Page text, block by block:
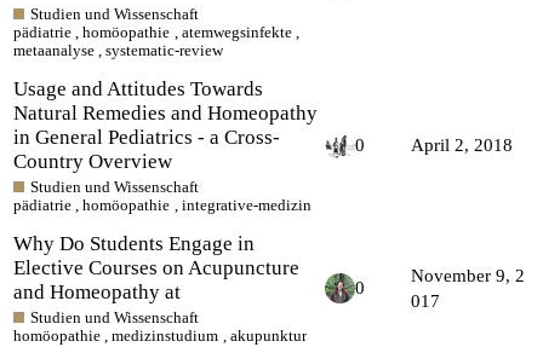
Studien und Wissenschaft
pädiatrie ,homöopathie , atemwegsinfekte ,
metaanalyse ,systematic-review
Usage and Attitudes Towards
Natural Remedies and Homeopathy
in General Pediatrics - a Cross-
Country Overview
Studien und Wissenschaft
pädiatrie ,homöopathie , integrative-medizin
0 April 2, 2018
Why Do Students Engage in
Elective Courses on Acupuncture
and Homeopathy at
Studien und Wissenschaft
homöopathie ,medizinstudium , akupunktur
0
November 9, 2
017